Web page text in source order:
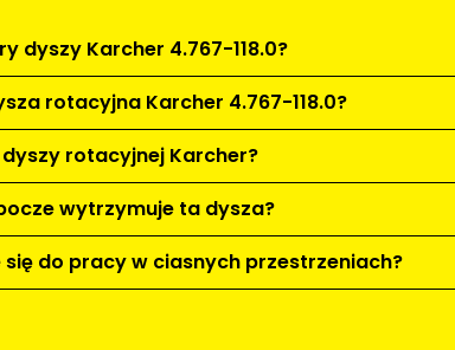
dyszy Karcher 4.767-118.0?
rotacyjna Karcher 4.767-118.0?
rotacyjnej Karcher?
wytrzymuje ta dysza?
do pracy w ciasnych przestrzeniach?